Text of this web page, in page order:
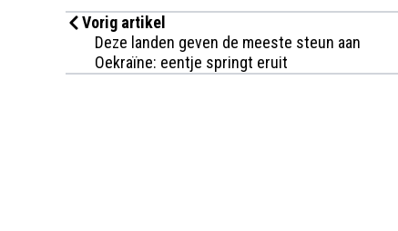
Vorig artikel
Deze landen geven de meeste steun aan
Oekraïne: eentje springt eruit